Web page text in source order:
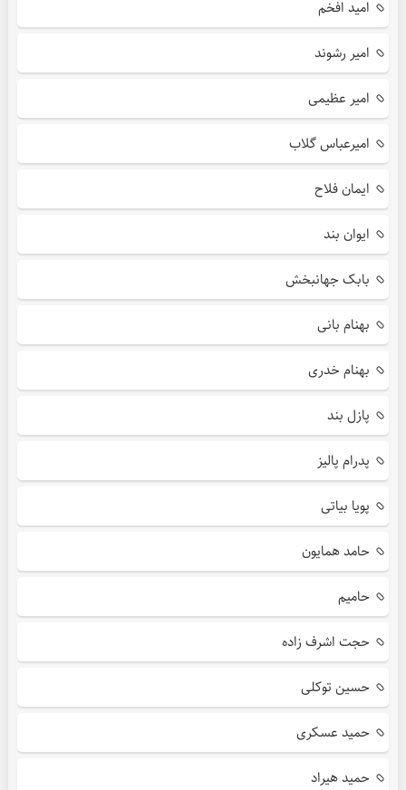
امید افخم
امیر رشوند
امیر عظیمی
امیرعباس گلاب
ایمان فلاح
ایوان بند
بابک جهانبخش
بهنام بانی
بهنام خدری
پازل بند
پدرام پالیز
پویا بیاتی
حامد همایون
حامیم
حجت اشرف زاده
حسین توکلی
حمید عسکری
حمید هیراد